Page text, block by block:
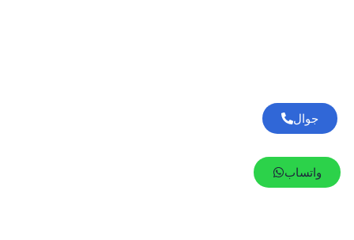
جوال
واتساب